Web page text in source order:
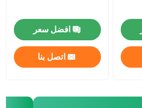
افضل سعر
اتصل بنا